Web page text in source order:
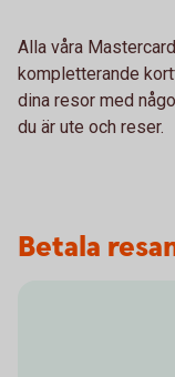
Alla våra
kompletterande
dina resor med
du är ute och reser.
Betala